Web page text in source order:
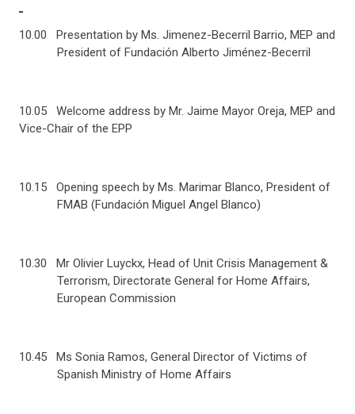
10.00 Presentation by Ms. Jimenez-Becerril Barrio, MEP and
President of Fundación Alberto Jiménez-Becerril
10.05 Welcome address by Mr. Jaime Mayor Oreja, MEP and
Vice-Chair of the EPP
10.15 Opening speech by Ms. Marimar Blanco, President of
FMAB (Fundación Miguel Angel Blanco)
10.30 Mr Olivier Luyckx, Head of Unit Crisis Management &
Terrorism, Directorate General for Home Affairs,
European Commission
10.45 Ms Sonia Ramos, General Director of Victims of
Spanish Ministry of Home Affairs